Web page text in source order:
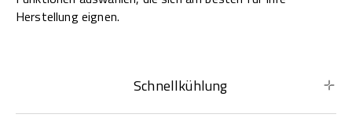
Herstellung eignen.
Schnellkühlung